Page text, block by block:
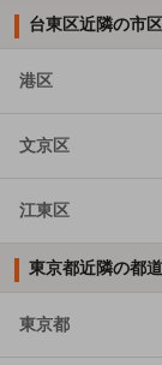
台東区近隣の市
港区
文京区
江東区
東京都近隣の都
東京都